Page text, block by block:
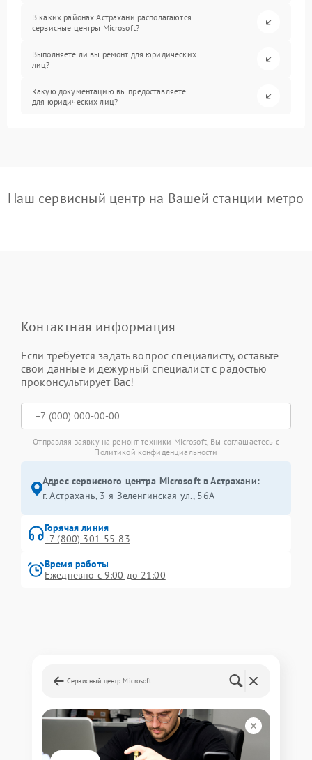
В каких районах Астрахани располагаются
сервисные центры Microsoft?
Выполняете ли вы ремонт для юридических
лиц?
Какую документацию вы предоставляете
для юридических лиц?
Наш сервисный центр на Вашей станции метро
Контактная информация
Если требуется задать вопрос специалисту, оставьте
свои данные и дежурный специалист с радостью
проконсультирует Вас!
Отправляя заявку на ремонт техники Microsoft, Вы соглашаетесь с
Политикой конфиденциальности
Адрес сервисного центра Microsoft в Астрахани:
г. Астрахань, 3-я Зеленгинская ул., 56А
Горячая линия
+7 (800) 301-55-83
Время работы
Ежедневно с 9:00 до 21:00
Сервисный центр Microsoft